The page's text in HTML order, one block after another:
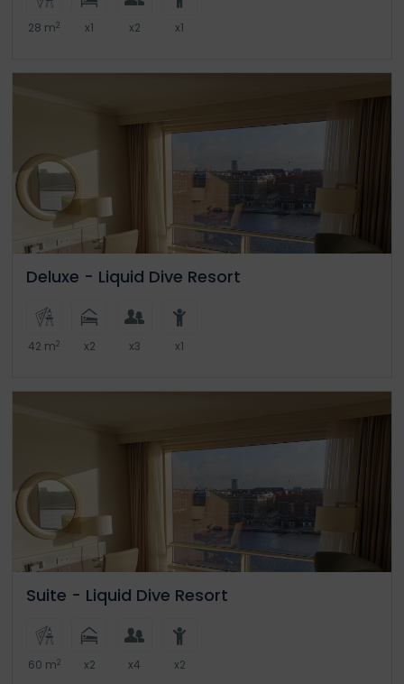
28 m2 x1 x2 x1
Deluxe - Liquid Dive Resort
42 m2 x2 x3 x1
Suite - Liquid Dive Resort
60 m2 x2 x4 x2